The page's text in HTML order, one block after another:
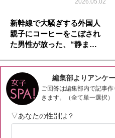
2026.05.02
新幹線で大騒ぎする外国人
親子にコーヒーをこぼされ
た男性が放った、“静ま…